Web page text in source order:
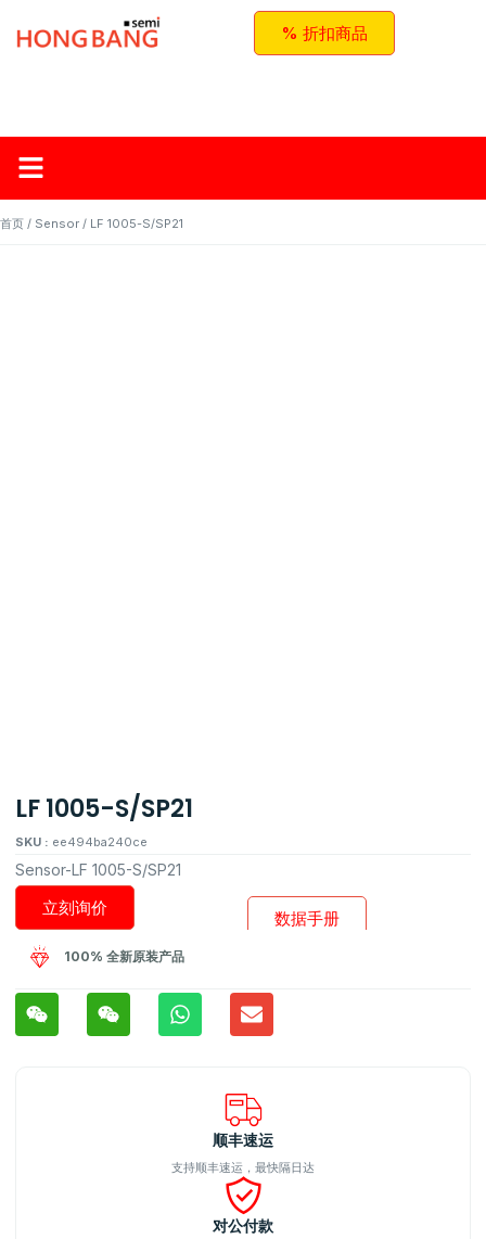
% 折扣商品
首页 / Sensor / LF 1005-S/SP21
LF 1005-S/SP21
SKU : ee494ba240ce
Sensor-LF 1005-S/SP21
数据手册
立刻询价
100% 全新原装产品
顺丰速运
支持顺丰速运，最快隔日达
对公付款